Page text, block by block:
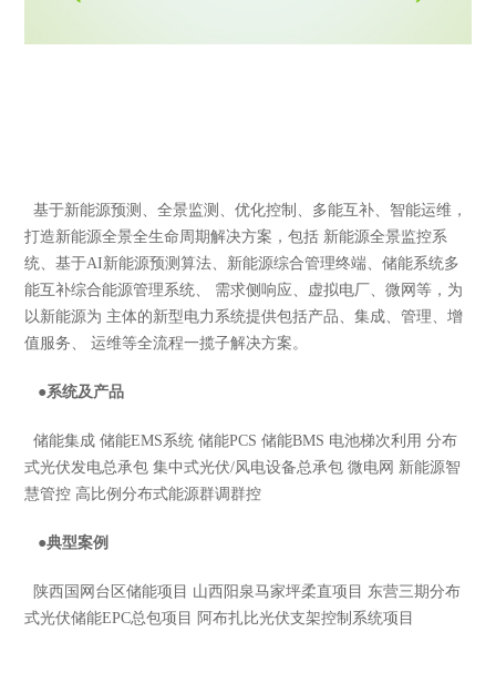
基于新能源预测、全景监测、优化控制、多能互补、智能运维，
打造新能源全景全生命周期解决方案，包括 新能源全景监控系
统、基于AI新能源预测算法、新能源综合管理终端、储能系统多
能互补综合能源管理系统、 需求侧响应、虚拟电厂、微网等，为
以新能源为 主体的新型电力系统提供包括产品、集成、管理、增
值服务、 运维等全流程一揽子解决方案。
●系统及产品
储能集成 储能EMS系统 储能PCS 储能BMS 电池梯次利用 分布
式光伏发电总承包 集中式光伏/风电设备总承包 微电网 新能源智
慧管控 高比例分布式能源群调群控
●典型案例
陕西国网台区储能项目 山西阳泉马家坪柔直项目 东营三期分布
式光伏储能EPC总包项目 阿布扎比光伏支架控制系统项目